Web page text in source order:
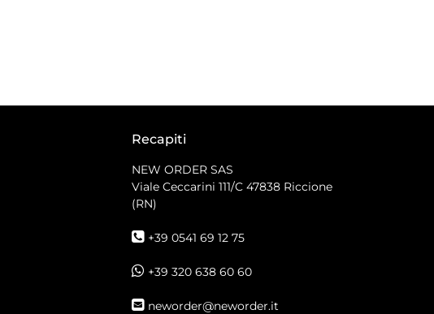
Recapiti
NEW ORDER SAS
Viale Ceccarini 111/C 47838 Riccione
(RN)
+39 0541 69 12 75
+39 320 638 60 60
neworder@neworder.it